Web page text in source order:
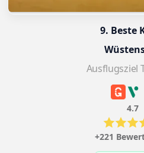
9. Beste
Ausflugsziel
4.7
+221